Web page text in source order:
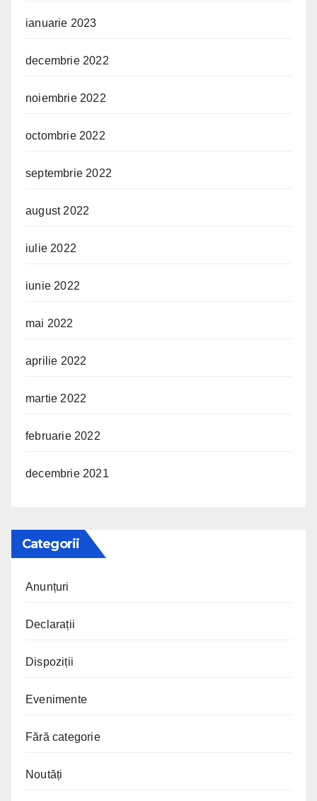
ianuarie 2023
decembrie 2022
noiembrie 2022
octombrie 2022
septembrie 2022
august 2022
iulie 2022
iunie 2022
mai 2022
aprilie 2022
martie 2022
februarie 2022
decembrie 2021
Categorii
Anunțuri
Declarații
Dispoziții
Evenimente
Fără categorie
Noutăți